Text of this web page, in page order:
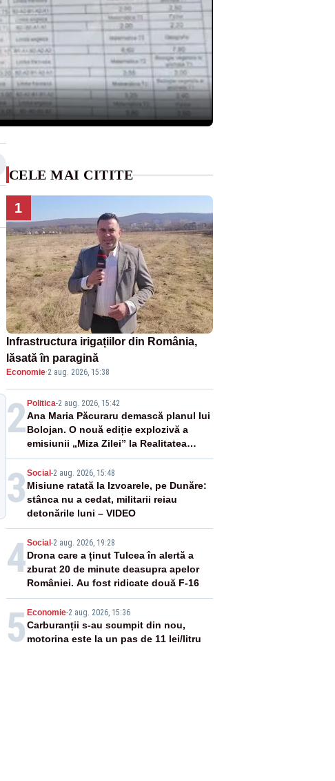
CELE MAI CITITE
1
Infrastructura irigațiilor din România,
lăsată în paragină
Economie·2 aug. 2026, 15:38
2 Politica-2 aug. 2026, 15:42
Ana Maria Păcuraru demască planul lui
Bolojan. O nouă ediție explozivă a
emisiunii „Miza Zilei” la Realitatea
PLUS
3 Social -2 aug. 2026, 15:48
Misiune ratată la Izvoarele, pe Dunăre:
stânca nu a cedat, militarii reiau
detonările luni – VIDEO
4Social -2 aug. 2026, 19:28
Drona care a ținut Tulcea în alertă a
zburat 20 de minute deasupra apelor
României. Au fost ridicate două F-16
5 Economie-2 aug. 2026, 15:36
Carburanții s-au scumpit din nou,
motorina este la un pas de 11 lei/litru